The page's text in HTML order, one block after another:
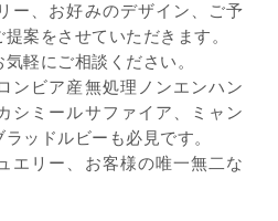
ー、お好みのデザイン、ご予
案をさせていただきます。
軽にご相談ください。
ンビア産無処理ノンエンハン
シミールサファイア、ミャン
ッドルビーも必見です。
エリー、お客様の唯一無二な